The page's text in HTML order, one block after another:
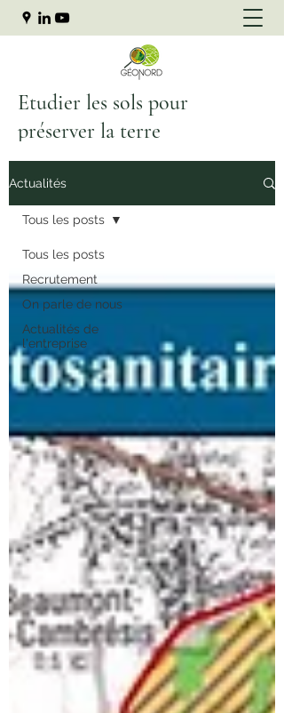
Etudier les sols pour
préserver la terre
Actualités
Tous les posts
Recrutement
On parle de nous
Actualités de
l'entreprise
Tous les posts